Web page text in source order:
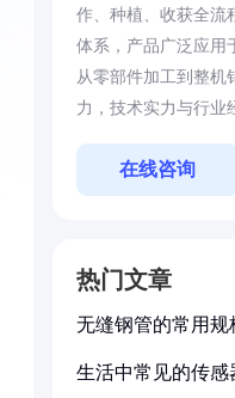
作、种植、收获全流
体系，产品广泛应用
从零部件加工到整机
力，技术实力与行业
在线咨询
热门文章
无缝钢管的常用规
生活中常见的传感